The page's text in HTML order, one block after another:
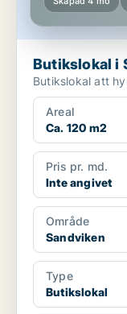
Butikslokal i
Butikslokal att
Areal
Ca. 120 m2
Pris pr. md.
Inte angivet
Område
Sandviken
Type
Butikslokal